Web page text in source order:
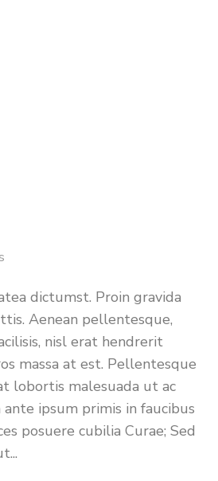
dictumst. Proin gravida
Aenean pellentesque,
nisl erat hendrerit
massa at est. Pellentesque
lobortis malesuada ut ac
ipsum primis in faucibus
posuere cubilia Curae; Sed